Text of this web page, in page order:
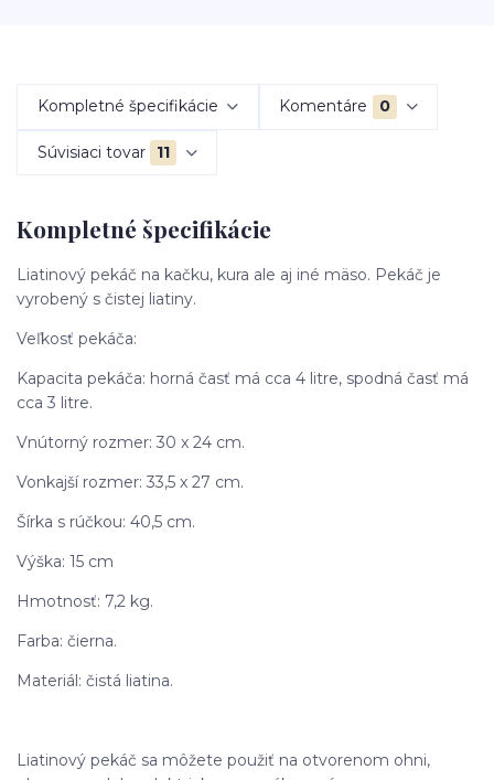
Kompletné špecifikácie Komentáre 0
Súvisiaci tovar 11
Kompletné špecifikácie
Liatinový pekáč na kačku, kura ale aj iné mäso. Pekáč je
vyrobený s čistej liatiny.
Veľkosť pekáča:
Kapacita pekáča: horná časť má cca 4 litre, spodná časť má
cca 3 litre.
Vnútorný rozmer: 30 x 24 cm.
Vonkajší rozmer: 33,5 x 27 cm.
Šírka s rúčkou: 40,5 cm.
Výška: 15 cm
Hmotnosť: 7,2 kg.
Farba: čierna.
Materiál: čistá liatina.
Liatinový pekáč sa môžete použiť na otvorenom ohni,